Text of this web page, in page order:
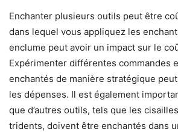
Enchanter plusieurs outils peut être
dans lequel vous appliquez les
enclume peut avoir un impact sur le
Expérimenter différentes commandes
enchantés de manière stratégique
les dépenses. Il est également
que d’autres outils, tels que les
tridents, doivent être enchantés dans